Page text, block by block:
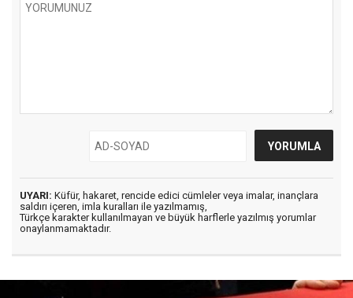
UYARI: Küfür, hakaret, rencide edici cümleler veya imalar, inançlara
saldırı içeren, imla kuralları ile yazılmamış,
Türkçe karakter kullanılmayan ve büyük harflerle yazılmış yorumlar
onaylanmamaktadır.